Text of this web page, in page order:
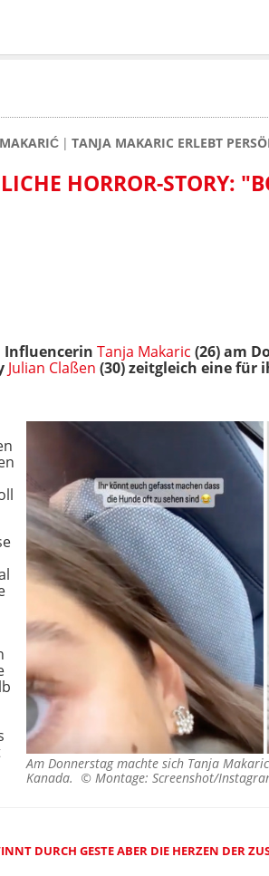
TANJA MAKARIC ERLEBT
HORROR-STORY:
Influencerin Tanja Makaric (26) am
Julian Claßen (30) zeitgleich eine für
Am Donnerstag machte sich Tanja
Kanada. © Montage: Screenshot/
DURCH GESTE ABER DIE HERZEN DER